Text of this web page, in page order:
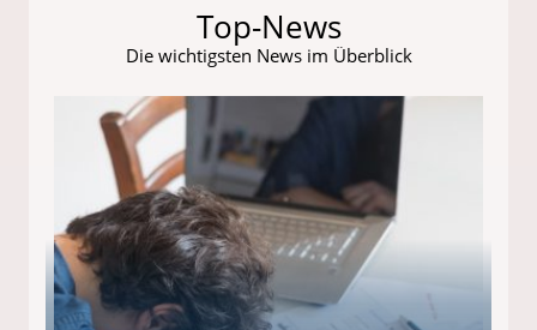
Top-News
Die wichtigsten News im Überblick